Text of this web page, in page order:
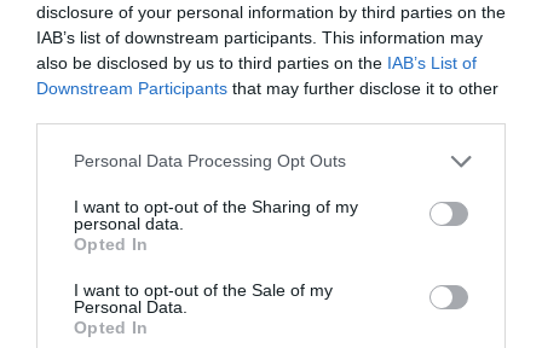
disclosure of your personal information by third parties on the
IAB’s list of downstream participants. This information may
also be disclosed by us to third parties on the IAB’s List of
Downstream Participants that may further disclose it to other
Please note that this website/app uses one or more Google
not limited to your visit or usage behaviour. You may click to
grant or deny consent to Google and its third-party tags to
use your data for below specified purposes in below Google
consent section.
Personal Data Processing Opt Outs
I want to opt-out of the Sharing of my
personal data.
Opted In
I want to opt-out of the Sale of my
Personal Data.
Opted In
Spin Time, l’antifascismo commensale della Roma
«open to the future»
7 Agosto 2026